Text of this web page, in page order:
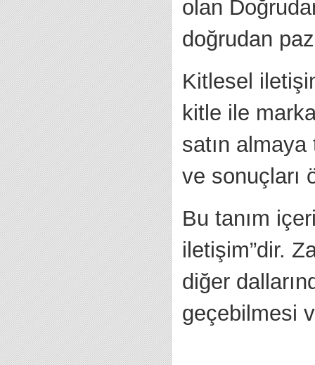
olan
doğrudan
Kitlesel
kitle ile
satın
ve sonuçları
Bu tanım
iletişim”dir.
diğer
geçebilmesi